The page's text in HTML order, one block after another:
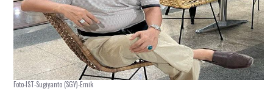
Foto-IST-Sugiyanto (SGY)-Emik